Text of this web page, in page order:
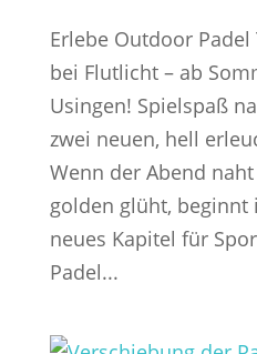
Erlebe Outdoor
bei Flutlicht – ab
Usingen! Spielspaß
zwei neuen, hell
Wenn der Abend
golden glüht, beginnt
neues Kapitel für
Padel...